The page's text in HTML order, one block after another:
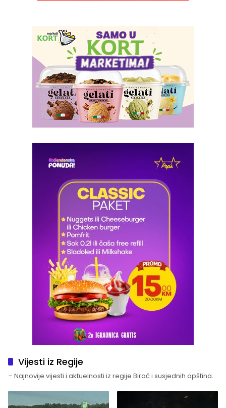
Vijesti iz Regije
– Najnovije vijesti i aktuelnosti iz regije Birač i susjednih opština.